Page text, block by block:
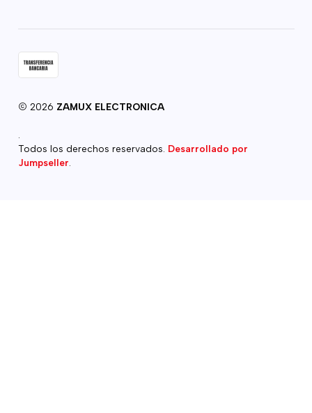
2026 ZAMUX ELECTRONICA
Todos los derechos reservados. Desarrollado por
Jumpseller